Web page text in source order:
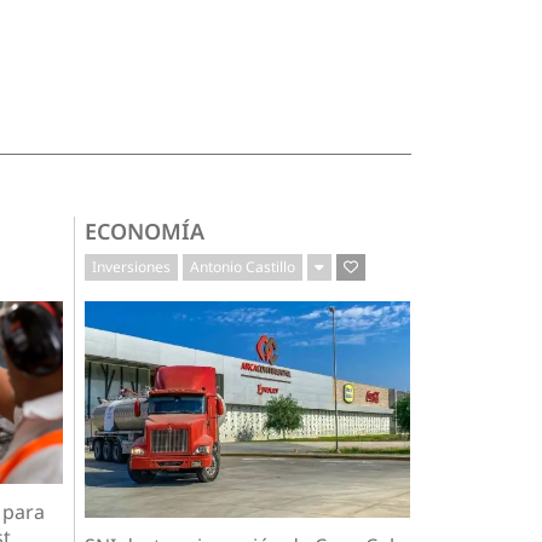
ECONOMÍA
Inversiones Antonio Castillo